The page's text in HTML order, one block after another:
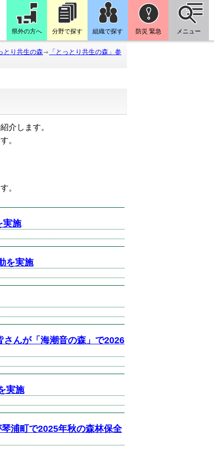
県外の方へ 分野で探す 組織で探す 防災 緊急 メニュー
とり共生の森
「とっとり共生の森」参
介します。
。
す。
実施
を実施
さんが「海潮音の森」で2026
実施
浦町で2025年秋の森林保全